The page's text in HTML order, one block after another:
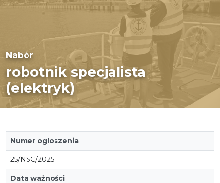
Nabór
robotnik specjalista
(elektryk)
Numer ogloszenia
25/NSC/2025
Data ważności